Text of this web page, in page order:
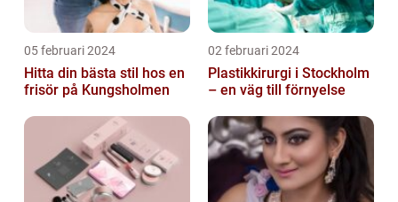
05 februari 2024
Hitta din bästa stil hos en
frisör på Kungsholmen
02 februari 2024
Plastikkirurgi i Stockholm
– en väg till förnyelse